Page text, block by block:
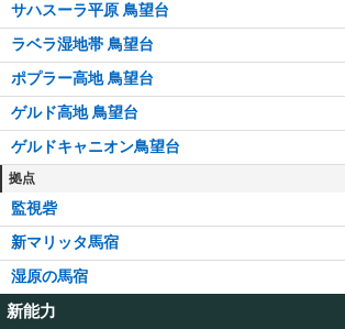
サハスーラ平原 鳥望台
ラベラ湿地帯 鳥望台
ポプラー高地 鳥望台
ゲルド高地 鳥望台
ゲルドキャニオン鳥望台
拠点
監視砦
新マリッタ馬宿
湿原の馬宿
新能力